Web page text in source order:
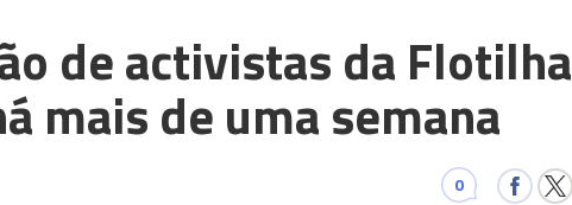
de activistas da Flotilha
mais de uma semana
0